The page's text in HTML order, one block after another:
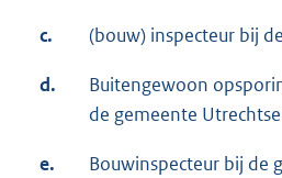
c. (bouw) inspecteur bij
d.
Buitengewoon
de gemeente
e.
Bouwinspecteur bij de